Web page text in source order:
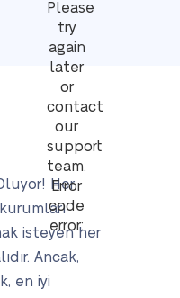
Please
try
again
later
or
contact
our
support
team.
Error
code
error:
Her
isteyen her
Ancak,
en iyi